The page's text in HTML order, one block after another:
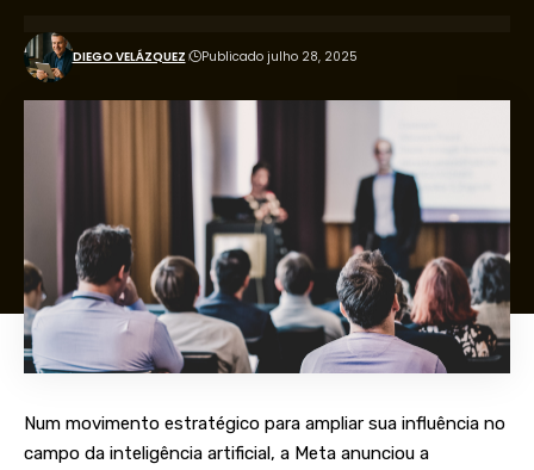
DIEGO VELÁZQUEZ Publicado julho 28, 2025
Num movimento estratégico para ampliar sua influência no
campo da inteligência artificial, a Meta anunciou a